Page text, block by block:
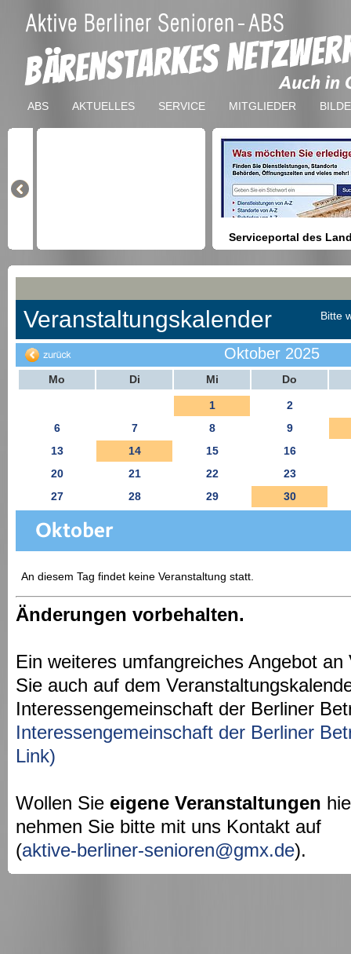
ABS AKTUELLES SERVICE MITGLIEDER
Serviceportal des
Berlin
Anmeldung bei Ämtern usw.
Veranstaltungskalender Bitte
Oktober 2025
Mo Di Mi Do
1
2
6
7 8
9
13
14 15
16
20
21 22
23
27
28 29 30
An diesem Tag findet keine Veranstaltung statt.
Änderungen vorbehalten.
Ein weiteres umfangreiches Angebot
Sie auch auf dem
Interessengemeinschaft der Berliner
Interessengemeinschaft der Berliner
Link)
Wollen Sie eigene Veranstaltungen
nehmen Sie bitte mit uns Kontakt auf
(aktive-berliner-senioren@gmx.de).